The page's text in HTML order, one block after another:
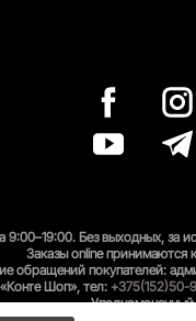
Без выходных, за
Заказы online принимаются
обращений покупателей:
Шоп», тел: +375(152)50-
Уполномоченный